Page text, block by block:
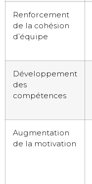
Renforcement
de la cohésion
d’équipe
Développement
des
compétences
Augmentation
de la motivation